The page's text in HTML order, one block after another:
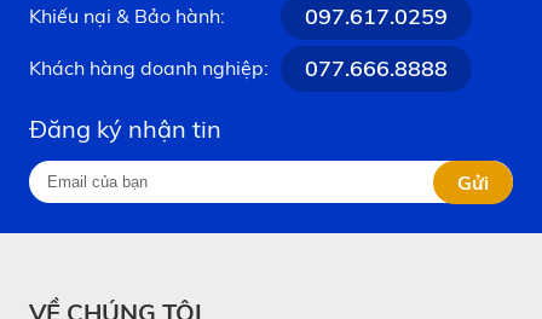
Khiếu nại & Bảo hành: 097.617.0259
Khách hàng doanh nghiệp: 077.666.8888
Đăng ký nhận tin
Gửi
VỀ CHÚNG TÔI